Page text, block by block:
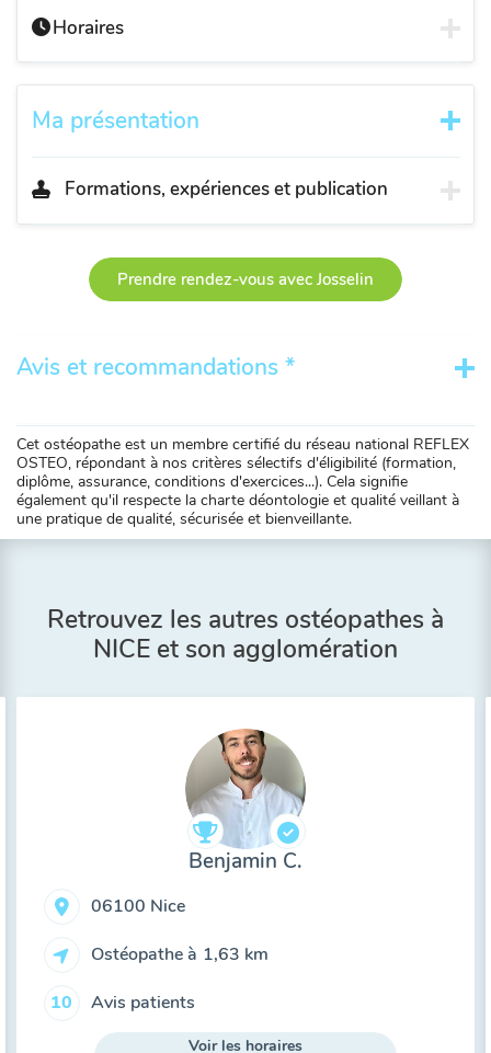
Horaires
Ma présentation
Formations, expériences et publication
Prendre rendez-vous avec Josselin
Avis et recommandations *
Cet ostéopathe est un membre certifié du réseau national REFLEX
OSTEO, répondant à nos critères sélectifs d'éligibilité (formation,
diplôme, assurance, conditions d'exercices...). Cela signifie
également qu'il respecte la charte déontologie et qualité veillant à
une pratique de qualité, sécurisée et bienveillante.
Retrouvez les autres ostéopathes à
NICE et son agglomération
Benjamin C.
06100 Nice
Ostéopathe à 1,63 km
10 Avis patients
Voir les horaires